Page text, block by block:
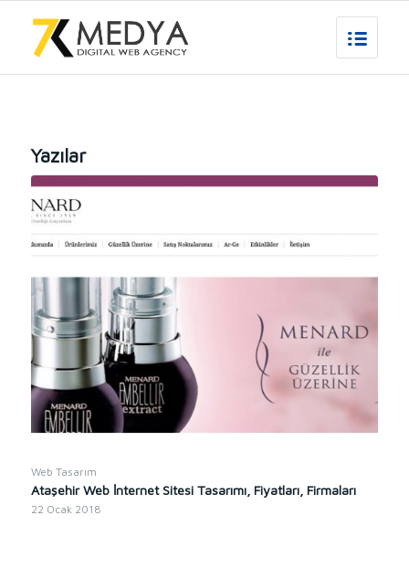
Yazılar
Web Tasarım
Ataşehir Web İnternet Sitesi Tasarımı, Fiyatları, Firmaları
22 Ocak 2018